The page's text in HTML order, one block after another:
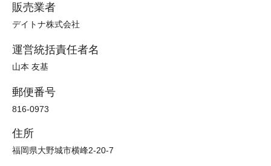
販売業者
デイトナ株式会社
運営統括責任者名
山本 友基
郵便番号
816-0973
住所
福岡県大野城市横峰2-20-7